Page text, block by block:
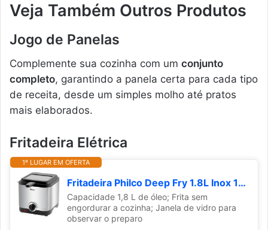
Veja Também Outros Produtos
Jogo de Panelas
Complemente sua cozinha com um conjunto
completo, garantindo a panela certa para cada tipo
de receita, desde um simples molho até pratos
mais elaborados.
Fritadeira Elétrica
1º LUGAR EM OFERTA
Fritadeira Philco Deep Fry 1.8L Inox 127V
Capacidade 1,8 L de óleo; Frita sem
engordurar a cozinha; Janela de vidro para
observar o preparo